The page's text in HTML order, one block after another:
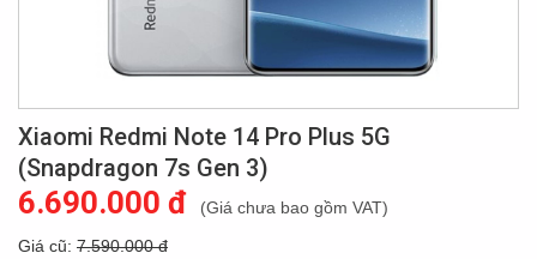
Xiaomi Redmi Note 14 Pro Plus 5G
(Snapdragon 7s Gen 3)
6.690.000 đ
(Giá chưa bao gồm VAT)
Giá cũ: 7.590.000 đ